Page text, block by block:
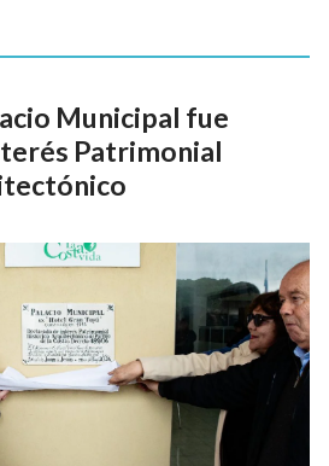
Municipal fue
Patrimonial